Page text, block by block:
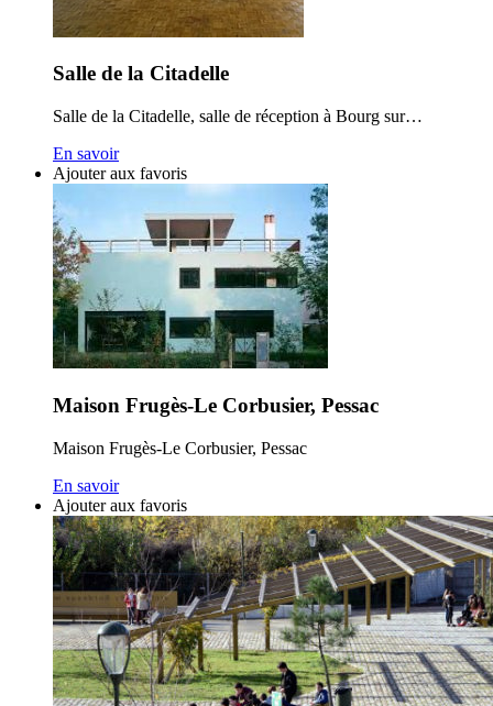
Salle de la Citadelle
Salle de la Citadelle, salle de réception à Bourg sur…
En savoir
Ajouter aux favoris
Maison Frugès-Le Corbusier, Pessac
Maison Frugès-Le Corbusier, Pessac
En savoir
Ajouter aux favoris